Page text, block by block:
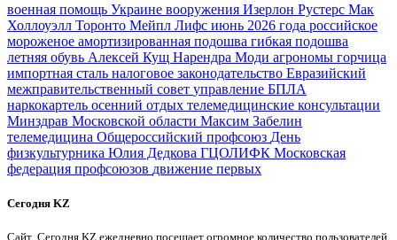
военная помощь Украине вооружения Изерлон Рустерс Мак
Холлоуэлл Торонто Мейпл Лифс июнь 2026 года российское
мороженое амортизированная подошва гибкая подошва
летняя обувь Алексей Кущ Нарендра Моди агрономы горчица
импортная сталь налоговое законодательство Евразийский
межправительственный совет управление БПЛА
наркокартель осенний отдых телемедицинские консультации
Минздрав Московской области Максим Забелин
телемедицина Общероссийский профсоюз День
физкультурника Юлия Дедкова ГЦОЛИФК Московская
федерация профсоюзов движение первых
Сегодня KZ
Сайт Сегодня KZ ежедневно посещает огромное количество пользователей,